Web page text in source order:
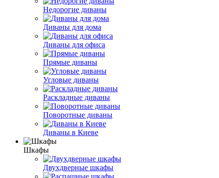
Недорогие диваны
Диваны для дома
Диваны для офиса
Прямые диваны
Угловые диваны
Раскладные диваны
Поворотные диваны
Диваны в Киеве
Шкафы
Двухдверные шкафы